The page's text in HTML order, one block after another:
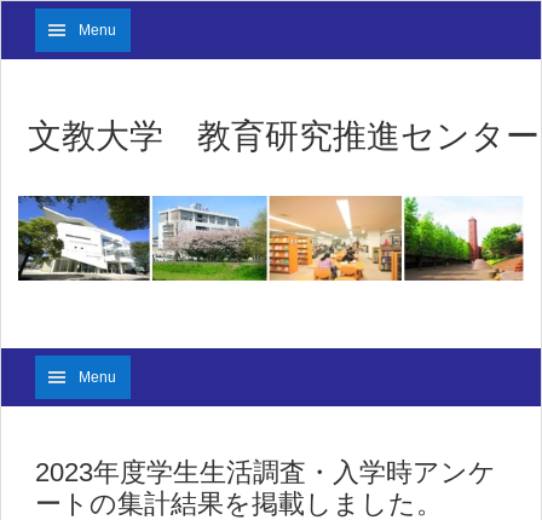
Menu
文教大学 教育研究推進センター
Menu
2023年度学生生活調査・入学時アンケ
ートの集計結果を掲載しました。